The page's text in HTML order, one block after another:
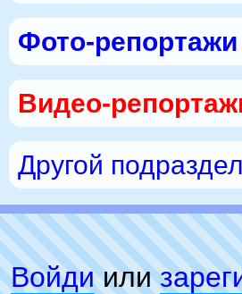
Фото-
Видео-
Другой подраздел
Войдиили